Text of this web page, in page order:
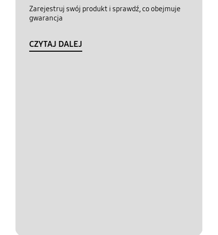
Zarejestruj swój produkt i sprawdź, co obejmuje
gwarancja
CZYTAJ DALEJ